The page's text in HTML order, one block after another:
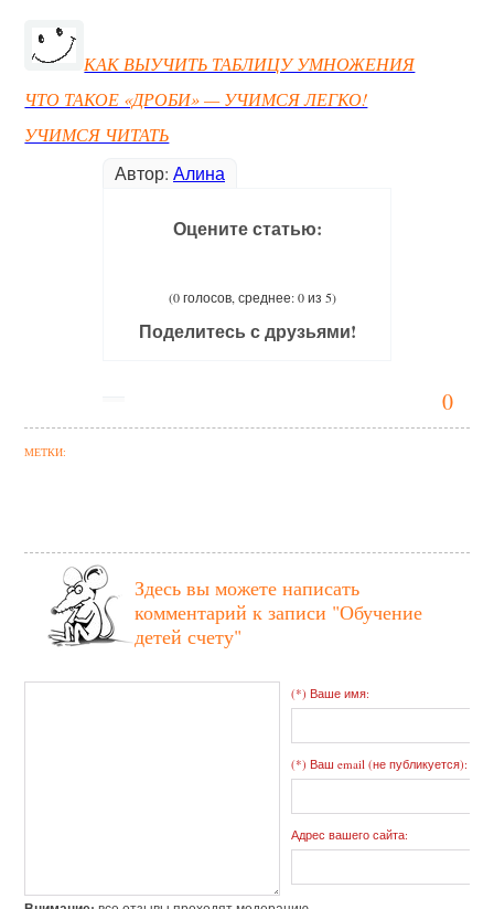
0
КАК ВЫУЧИТЬ ТАБЛИЦУ УМНОЖЕНИЯ
ЧТО ТАКОЕ «ДРОБИ» — УЧИМСЯ ЛЕГКО!
УЧИМСЯ ЧИТАТЬ
Автор: Алина
Оцените статью:
(0 голосов, среднее: 0 из 5)
Поделитесь с друзьями!
МЕТКИ:
Здесь вы можете написать
комментарий к записи "Обучение
детей счету"
(*) Ваше имя:
(*) Ваш email (не публикуется):
Адрес вашего сайта: